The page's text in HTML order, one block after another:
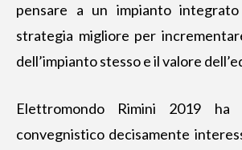
pensare a un impianto
strategia migliore per
dell’impianto stesso e il valore
Elettromondo Rimini 2019 ha
convegnistico decisamente